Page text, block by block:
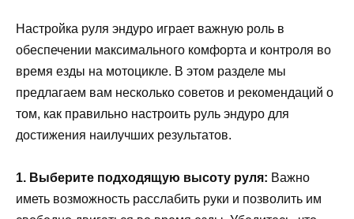
Настройка руля эндуро играет важную роль в
обеспечении максимального комфорта и контроля во
время езды на мотоцикле. В этом разделе мы
предлагаем вам несколько советов и рекомендаций о
том, как правильно настроить руль эндуро для
достижения наилучших результатов.
1. Выберите подходящую высоту руля: Важно
иметь возможность расслабить руки и позволить им